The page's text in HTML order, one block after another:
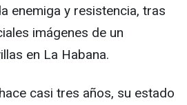
enemiga y resistencia, tras
imágenes de un
en La Habana.
casi tres años, su estado